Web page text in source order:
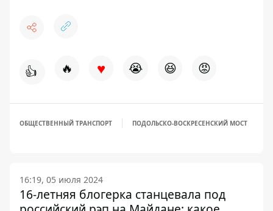
👍 🔥 ♥ 😭 😆 😡
ОБЩЕСТВЕННЫЙ ТРАНСПОРТ ПОДОЛЬСКО-ВОСКРЕСЕНСКИЙ МОСТ
16:19, 05 июля 2024
16-летняя блогерка станцевала под